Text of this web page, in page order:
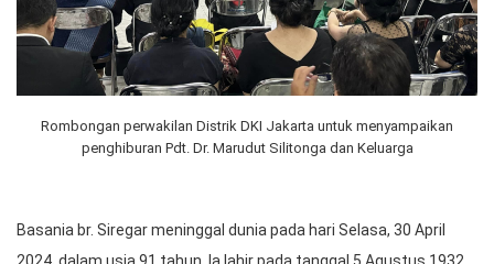
Rombongan perwakilan Distrik DKI Jakarta untuk menyampaikan
penghiburan Pdt. Dr. Marudut Silitonga dan Keluarga
Basania br. Siregar meninggal dunia pada hari Selasa, 30 April